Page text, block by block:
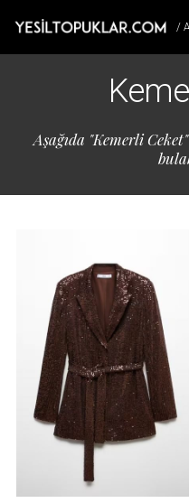
/
Aşağıda "Kemerli